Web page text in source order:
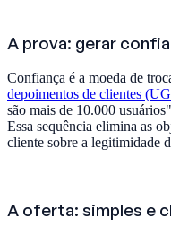
A prova: gerar
Confiança é a moeda de
depoimentos de clientes
são mais de 10.000
Essa sequência elimina as
cliente sobre a legitimidade
A oferta: simples e